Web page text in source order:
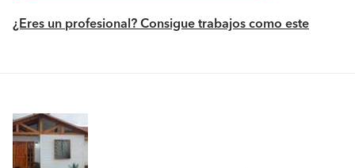
¿Eres un profesional? Consigue trabajos como este